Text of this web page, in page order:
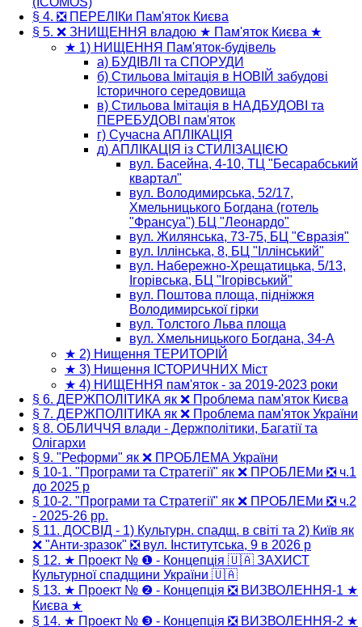
§ 4. ❎ ПЕРЕЛІКи Пам'яток Києва
§ 5. ❌ ЗНИЩЕННЯ владою ★ Пам'яток Києва ★
★ 1) НИЩЕННЯ Пам'яток-будівель
а) БУДІВЛІ та CПОРУДИ
б) Стильова Імітація в НОВІЙ забудові
Історичного середовища
в) Стильова Імітація в НАДБУДОВІ та
ПЕРЕБУДОВІ пам'яток
г) Сучасна АПЛІКАЦІЯ
д) АПЛІКАЦІЯ із СТИЛІЗАЦІЄЮ
вул. Басейна, 4-10, ТЦ "Бесарабський
квартал"
вул. Володимирська, 52/17,
Хмельницького Богдана (готель
"Франсуа") БЦ "Леонардо"
вул. Жилянська, 73-75, БЦ "Євразія"
вул. Іллінська, 8, БЦ "Іллінський"
вул. Набережно-Хрещатицька, 5/13,
Ігорівська, БЦ "Ігорівський"
вул. Поштова площа, підніжжя
Володимирської гірки
вул. Толстого Льва площа
вул. Хмельницького Богдана, 34-А
★ 2) Нищення ТЕРИТОРІЙ
★ 3) Нищення ІСТОРИЧНИХ Міст
★ 4) НИЩЕННЯ пам'яток - за 2019-2023 роки
§ 6. ДЕРЖПОЛІТИКА як ❌ Проблема пам'яток Києва
§ 7. ДЕРЖПОЛІТИКА як ❌ Проблема пам'яток України
§ 8. ОБЛИЧЧЯ влади - Держполітики, Багатії та
Олігархи
§ 9. "Реформи" як ❌ ПРОБЛЕМА України
§ 10-1. "Програми та Стратегії" як ❌ ПРОБЛЕМи ❎ ч.1
до 2025 р
§ 10-2. "Програми та Стратегії" як ❌ ПРОБЛЕМи ❎ ч.2
- 2025-26 рр.
§ 11. ДОСВІД - 1) Культурн. спадщ. в світі та 2) Київ як
❌ "Анти-зразок" ❎ вул. Інститутська, 9 в 2026 р
§ 12. ★ Проект № ❶ - Концепція 🇺🇦 ЗАХИСТ
Культурної спадщини України 🇺🇦
§ 13. ★ Проект № ❷ - Концепція ❎ ВИЗВОЛЕННЯ-1 ★
Києва ★
§ 14. ★ Проект № ❸ - Концепція ❎ ВИЗВОЛЕННЯ-2 ★